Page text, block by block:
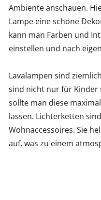
Ambiente anschauen.
Lampe eine schöne
kann man Farben und
einstellen und nach
Lavalampen sind
sind nicht nur für Kinder
sollte man diese
lassen. Lichterketten
Wohnaccessoires. Sie
auf, was zu einem